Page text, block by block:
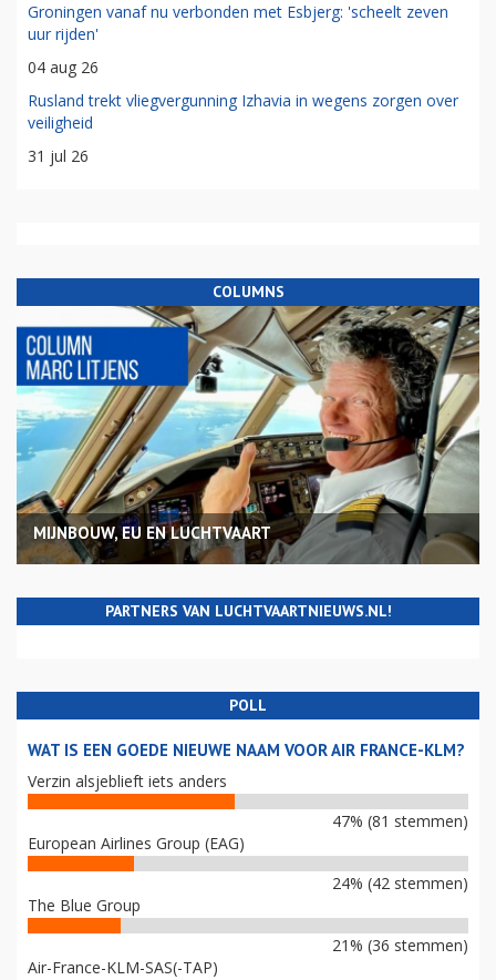
Groningen vanaf nu verbonden met Esbjerg: 'scheelt zeven
uur rijden'
04 aug 26
Rusland trekt vliegvergunning Izhavia in wegens zorgen over
veiligheid
31 jul 26
COLUMNS
MIJNBOUW, EU EN LUCHTVAART
PARTNERS VAN LUCHTVAARTNIEUWS.NL!
POLL
WAT IS EEN GOEDE NIEUWE NAAM VOOR AIR FRANCE-KLM?
Verzin alsjeblieft iets anders
47% (81 stemmen)
European Airlines Group (EAG)
24% (42 stemmen)
The Blue Group
21% (36 stemmen)
Air-France-KLM-SAS(-TAP)